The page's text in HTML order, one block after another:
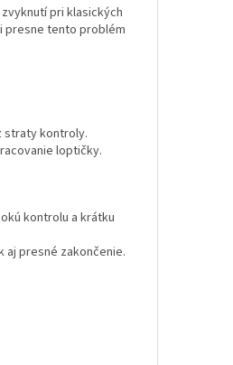
pri klasických
presne tento problém
straty kontroly.
loptičky.
kontrolu a krátku
presné zakončenie.